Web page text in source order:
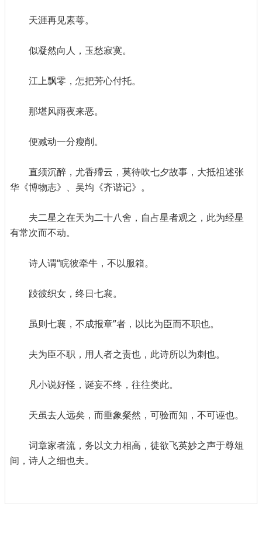
天涯再见素萼。
似凝然向人，玉愁寂寞。
江上飘零，怎把芳心付托。
那堪风雨夜来恶。
便减动一分瘦削。
直须沉醉，尤香殢云，莫待吹七夕故事，大抵祖述张
华《博物志》、吴均《齐谐记》。
夫二星之在天为二十八舍，自占星者观之，此为经星
有常次而不动。
诗人谓“睆彼牵牛，不以服箱。
跂彼织女，终日七襄。
虽则七襄，不成报章”者，以比为臣而不职也。
夫为臣不职，用人者之责也，此诗所以为刺也。
凡小说好怪，诞妄不终，往往类此。
天虽去人远矣，而垂象粲然，可验而知，不可诬也。
词章家者流，务以文力相高，徒欲飞英妙之声于尊俎
间，诗人之细也夫。